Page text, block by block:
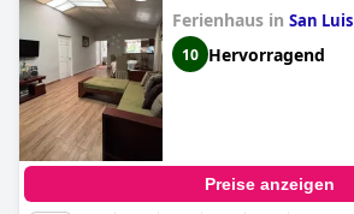
Ferienhaus in San Luis
10 Hervorragend
Preise anzeigen